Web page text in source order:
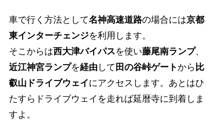
車で行く方法として名神高速道路の場合には京都
東インターチェンジを利用します。
そこからは西大津バイパスを使い藤尾南ランプ、
近江神宮ランプを経由 して 田の谷峠ゲートから 比
叡山ドライブウェイにアクセスします。あとはひ
たすらドライブウェイを走れば延暦寺に到着しま
すよ。